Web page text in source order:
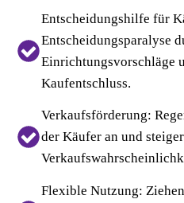
Entscheidungshilfe für
Entscheidungsparalyse
Einrichtungsvorschläge
Kaufentschluss.
Verkaufsförderung:
der Käufer an und
Flexible Nutzung: